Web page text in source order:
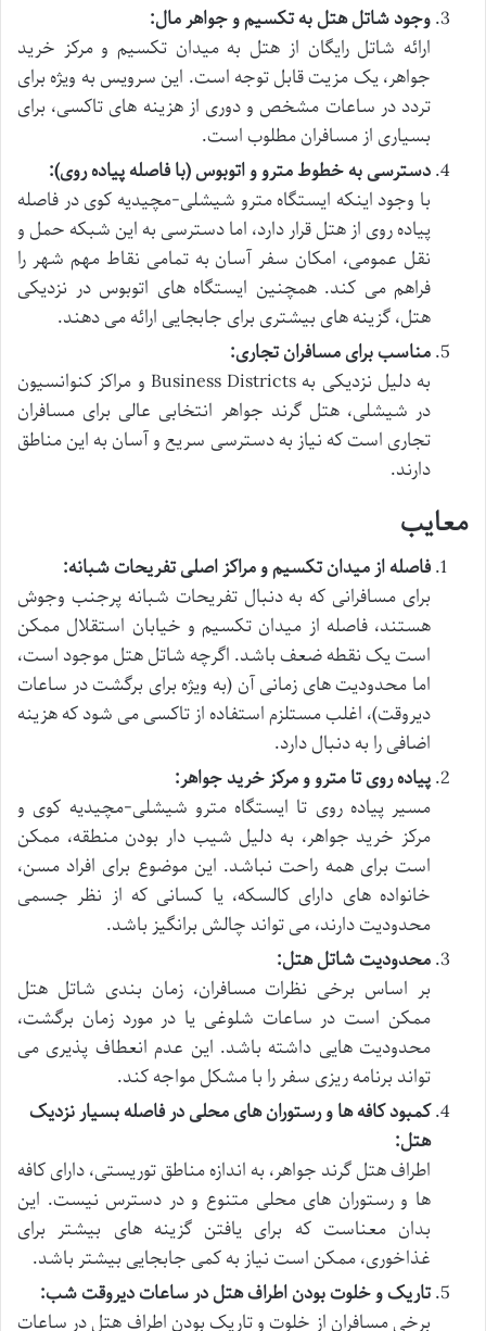
وجود شاتل هتل به تکسیم و جواهر مال:
ارائه شاتل رایگان از هتل به میدان تکسیم و مرکز خرید
جواهر، یک مزیت قابل توجه است. این سرویس به ویژه برای
تردد در ساعات مشخص و دوری از هزینه های تاکسی، برای
بسیاری از مسافران مطلوب است.
دسترسی به خطوط مترو و اتوبوس (با فاصله پیاده روی):
با وجود اینکه ایستگاه مترو شیشلی-مچیدیه کوی در فاصله
پیاده روی از هتل قرار دارد، اما دسترسی به این شبکه حمل و
نقل عمومی، امکان سفر آسان به تمامی نقاط مهم شهر را
فراهم می کند. همچنین ایستگاه های اتوبوس در نزدیکی
هتل، گزینه های بیشتری برای جابجایی ارائه می دهند.
مناسب برای مسافران تجاری:
به دلیل نزدیکی به Business Districts و مراکز کنوانسیون
در شیشلی، هتل گرند جواهر انتخابی عالی برای مسافران
تجاری است که نیاز به دسترسی سریع و آسان به این مناطق
دارند.
معایب
فاصله از میدان تکسیم و مراکز اصلی تفریحات شبانه:
برای مسافرانی که به دنبال تفریحات شبانه پرجنب وجوش
هستند، فاصله از میدان تکسیم و خیابان استقلال ممکن
است یک نقطه ضعف باشد. اگرچه شاتل هتل موجود است،
اما محدودیت های زمانی آن (به ویژه برای برگشت در ساعات
دیروقت)، اغلب مستلزم استفاده از تاکسی می شود که هزینه
اضافی را به دنبال دارد.
پیاده روی تا مترو و مرکز خرید جواهر:
مسیر پیاده روی تا ایستگاه مترو شیشلی-مچیدیه کوی و
مرکز خرید جواهر، به دلیل شیب دار بودن منطقه، ممکن
است برای همه راحت نباشد. این موضوع برای افراد مسن،
خانواده های دارای کالسکه، یا کسانی که از نظر جسمی
محدودیت دارند، می تواند چالش برانگیز باشد.
محدودیت شاتل هتل:
بر اساس برخی نظرات مسافران، زمان بندی شاتل هتل
ممکن است در ساعات شلوغی یا در مورد زمان برگشت،
محدودیت هایی داشته باشد. این عدم انعطاف پذیری می
تواند برنامه ریزی سفر را با مشکل مواجه کند.
کمبود کافه ها و رستوران های محلی در فاصله بسیار نزدیک
هتل:
اطراف هتل گرند جواهر، به اندازه مناطق توریستی، دارای کافه
ها و رستوران های محلی متنوع و در دسترس نیست. این
بدان معناست که برای یافتن گزینه های بیشتر برای
غذاخوری، ممکن است نیاز به کمی جابجایی بیشتر باشد.
تاریک و خلوت بودن اطراف هتل در ساعات دیروقت شب:
برخی مسافران از خلوت و تاریک بودن اطراف هتل در ساعات